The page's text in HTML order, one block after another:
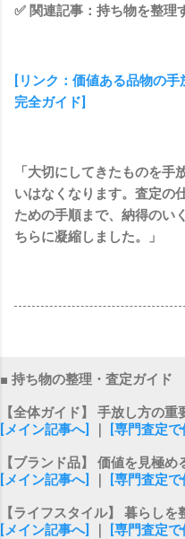
✅ 関連記事：持ち物を整理
[リンク：価値ある品物の
完全ガイド]
「大切にしてきたものを
いはなくなります。査定の
ための手順まで、納得のい
ちらに凝縮しました。」
■ 持ち物の整理・査定ガイド
【全体ガイド】 手放し方の重
[メイン記事へ]
[専門査定
【ブランド品】 価値を見極め
[メイン記事へ]
[専門査定
【ライフスタイル】 暮らし
[メイン記事へ]
[専門査定